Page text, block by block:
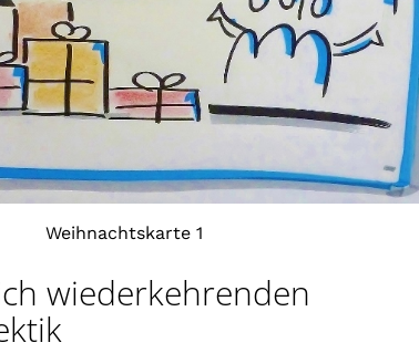
Weihnachtskarte 1
wiederkehrenden